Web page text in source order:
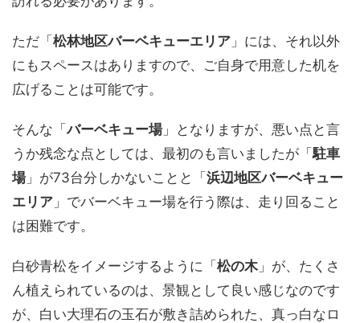
ただ「松林地区バーベキューエリア 」には、それ以外
にもスペースはありますので、ご自身で用意した机を
広げることは可能です。
そんな「バーベキュー場」となりますが、悪い点と言
うか残念な点としては、最初のも言いましたが「駐車
場」が73台分しかないことと「浜辺地区バーベキュー
エリア 」でバーベキュー場を行う際は、走り回ること
は困難です。
白砂青松をイメージするように「松の木」が、たくさ
ん植えられているのは、景観として良い感じなのです
が、白い大理石の玉石が敷き詰められた、真っ白なロ